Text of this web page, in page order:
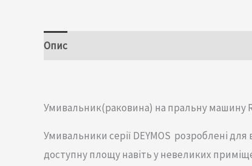
Опис
Умивальник(раковина) на пральну машину
Умивальники серії DEYMOS розроблені
доступну площу навіть у невеликих